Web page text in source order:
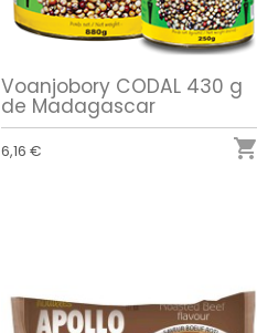
Voanjobory CODAL 430 g
de Madagascar
6,16 € 